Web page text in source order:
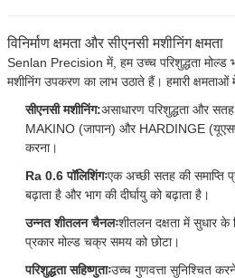
प्रस्तुत
विनिर्माण क्षमता और सीएनसी मशीनिंग क्षमता
Senlan Precision में, हम उच्च परिशुद्धता मोल्ड
मशीनिंग उपकरण का लाभ उठाते हैं। हमारी क्षमताओं
सीएनसी मशीनिंग:असाधारण परिशुद्धता और
MAKINO (जापान) और HARDINGE
करना।
Ra 0.6 पॉलिशिंगःएक अच्छी सतह की समाप्ति
बढ़ाता है और भाग की दीर्घायु को बढ़ाता है।
उन्नत शीतलन चैनलःशीतलन दक्षता में सुधार
प्रकार मोल्ड चक्र समय को छोटा।
परिशुद्धता सहिष्णुताःउच्च गुणवत्ता सुनिश्चित करने